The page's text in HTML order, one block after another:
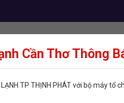
Điện lạnh công nghiệp
Cần Thơ Thông
TP THỊNH PHÁT với bộ máy tổ